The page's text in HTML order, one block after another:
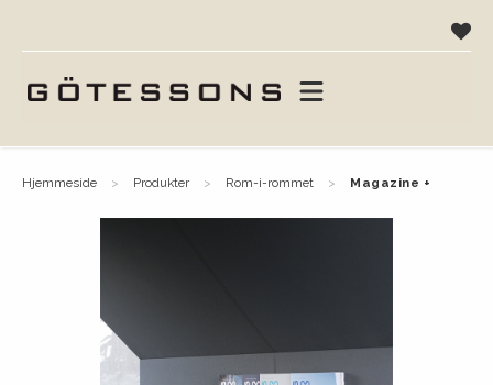
hjemmeside produkter rom-i-rommet magazine +